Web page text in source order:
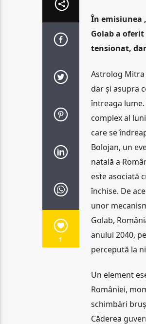
1
În emisiunea
Golab a
tensionat,
Astrolog Mitra
dar și asupra
întreaga
complex al
care se
Bolojan, un
natală a
este asociată
închise. De
unor
Golab,
anului 2040,
percepută la
Un element
României,
schimbări
Căderea